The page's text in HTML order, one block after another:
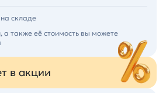
складе
а также её стоимость вы можете
в акции